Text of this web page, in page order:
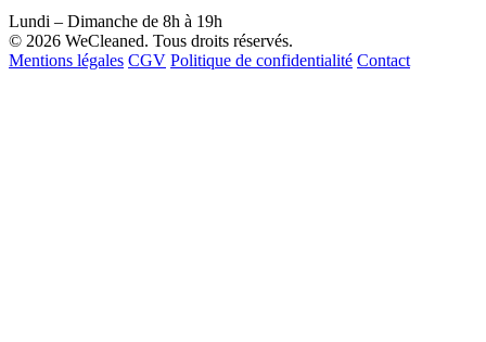
Lundi – Dimanche de 8h à 19h
© 2026 WeCleaned. Tous droits réservés.
Mentions légales CGV Politique de confidentialité Contact